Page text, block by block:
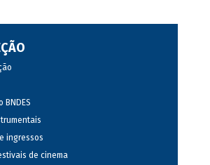
BNDES
ingressos
de cinema